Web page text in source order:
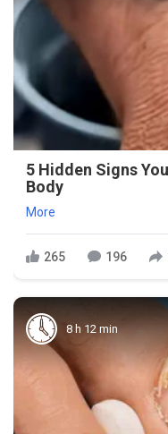
5 Hidden Signs
Body
More
265 196
8 h 12 min